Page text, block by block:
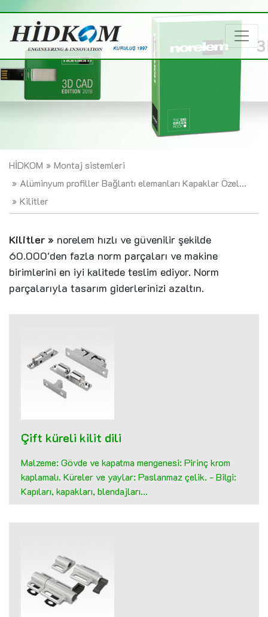
HİDKOM
Montaj sistemleri
Alüminyum profiller Bağlantı elemanları Kapaklar Özel...
Kilitler
Kilitler » norelem hızlı ve güvenilir şekilde
60.000'den fazla norm parçaları ve makine
birimlerini en iyi kalitede teslim ediyor. Norm
parçalarıyla tasarım giderlerinizi azaltın.
Çift küreli kilit dili
Malzeme: Gövde ve kapatma mengenesi: Pirinç krom
kaplamalı. Küreler ve yaylar: Paslanmaz çelik. - Bilgi:
Kapıları, kapakları, blendajları...